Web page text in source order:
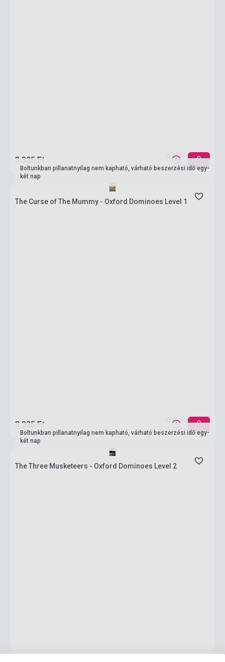
3 325 Ft
Boltunkban pillanatnyilag nem kapható, várható beszerzési idő egy-
két nap
The Curse of The Mummy - Oxford Dominoes Level 1
3 325 Ft
Boltunkban pillanatnyilag nem kapható, várható beszerzési idő egy-
két nap
The Three Musketeers - Oxford Dominoes Level 2